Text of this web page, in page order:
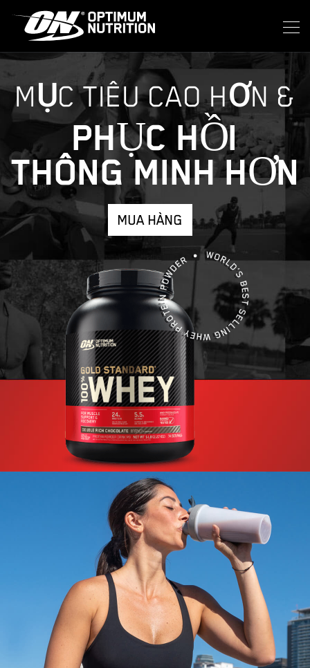
MỤC TIÊU CAO HƠN &
PHỤC HỒI
THÔNG MINH HƠN
MUA HÀNG